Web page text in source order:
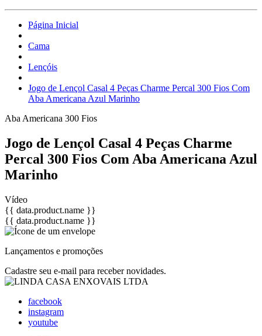
Página Inicial
Cama
Lençóis
Jogo de Lençol Casal 4 Peças Charme Percal 300 Fios Com
Aba Americana Azul Marinho
Aba Americana 300 Fios
Jogo de Lençol Casal 4 Peças Charme
Percal 300 Fios Com Aba Americana Azul
Marinho
Vídeo
{{ data.product.name }}
{{ data.product.name }}
Lançamentos e promoções
Cadastre seu e-mail para receber novidades.
facebook
instagram
youtube